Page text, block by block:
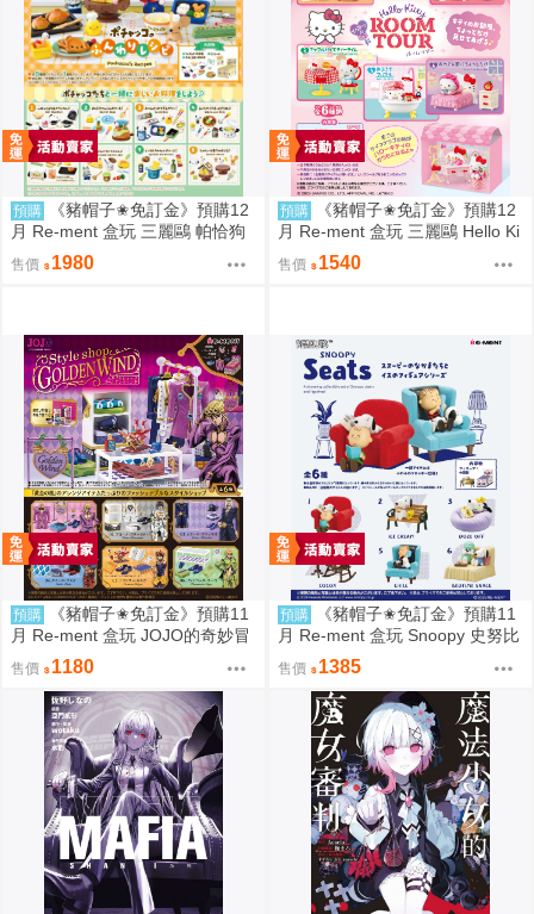
預購
《豬帽子✬免訂金》預購12
月 Re-ment 盒玩 三麗鷗 帕恰狗
烘焙食譜 中盒8入 0816
售價 1980
預購
《豬帽子✬免訂金》預購12
月 Re-ment 盒玩 三麗鷗 Hello Ki
tty 秘密房間之旅 中盒6入 0816
售價 1540
預購
《豬帽子✬免訂金》預購11
月 Re-ment 盒玩 JOJO的奇妙冒
險 服裝精品店 黃金之風 中盒6入
0816
售價 1180
預購
《豬帽子✬免訂金》預購11
月 Re-ment 盒玩 Snoopy 史努比
悠閒座椅場景 中盒6入 0816
售價 1385